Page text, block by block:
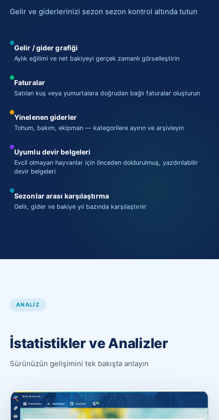
Gelir ve giderlerinizi sezon sezon kontrol altında tutun
Gelir / gider grafiği
Aylık eğilimi ve net bakiyeyi gerçek zamanlı görselleştirin
Faturalar
Satılan kuş veya yumurtalara doğrudan bağlı faturalar oluşturun
Yinelenen giderler
Tohum, bakım, ekipman — kategorilere ayırın ve arşivleyin
Uyumlu devir belgeleri
Evcil olmayan hayvanlar için önceden doldurulmuş, yazdırılabilir
devir belgeleri
Sezonlar arası karşılaştırma
Gelir, gider ve bakiye yıl bazında karşılaştırılır
ANALIZ
İstatistikler ve Analizler
Sürünüzün gelişimini tek bakışta anlayın